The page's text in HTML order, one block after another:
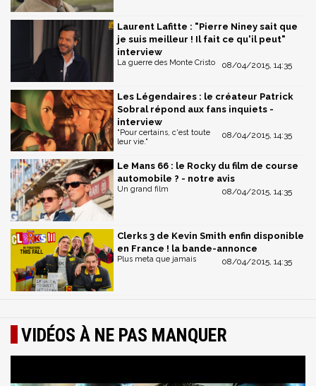
Laurent Lafitte : "Pierre Niney sait que
je suis meilleur ! Il fait ce qu'il peut"
interview
08/04/2015, 14:35
La guerre des Monte Cristo
Les Légendaires : le créateur Patrick
Sobral répond aux fans inquiets -
interview
08/04/2015, 14:35
"Pour certains, c'est toute
leur vie."
Le Mans 66 : le Rocky du film de course
automobile ? - notre avis
08/04/2015, 14:35
Un grand film
Clerks 3 de Kevin Smith enfin disponible
en France ! la bande-annonce
08/04/2015, 14:35
Plus meta que jamais
VIDÉOS À NE PAS MANQUER